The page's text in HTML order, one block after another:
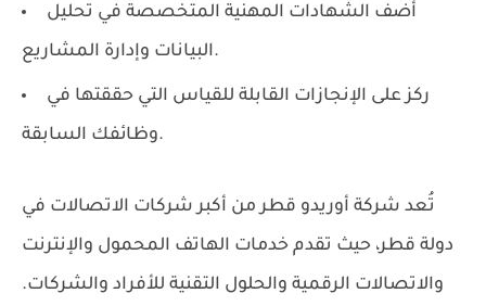
أضف الشهادات المهنية المتخصصة في تحليل
البيانات وإدارة المشاريع.
ركز على الإنجازات القابلة للقياس التي حققتها في
وظائفك السابقة.
تُعد شركة أوريدو قطر من أكبر شركات الاتصالات في
دولة قطر، حيث تقدم خدمات الهاتف المحمول والإنترنت
والاتصالات الرقمية والحلول التقنية للأفراد والشركات.